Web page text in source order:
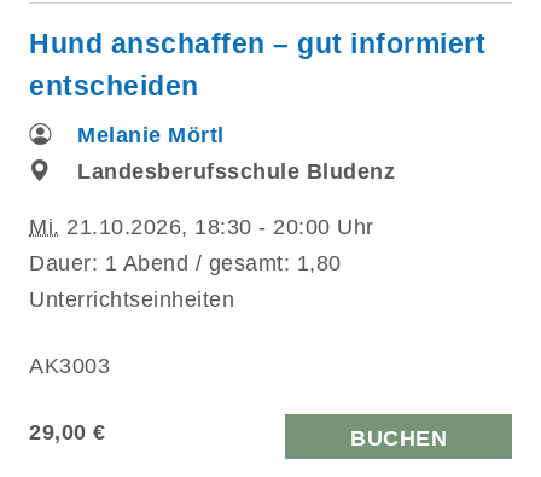
Hund anschaffen – gut informiert
entscheiden
Melanie Mörtl
Landesberufsschule Bludenz
Mi. 21.10.2026, 18:30 - 20:00 Uhr
Dauer: 1 Abend / gesamt: 1,80
Unterrichtseinheiten
AK3003
29,00 € BUCHEN